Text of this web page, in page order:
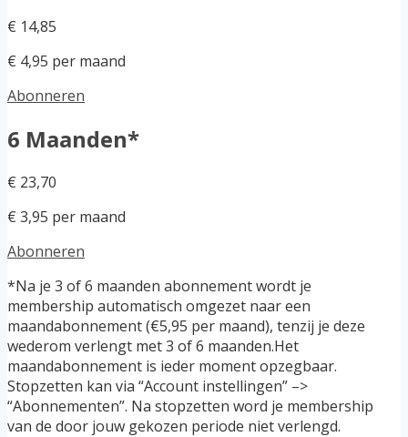
€ 14,85
€ 4,95 per maand
Abonneren
6 Maanden*
€ 23,70
€ 3,95 per maand
Abonneren
*Na je 3 of 6 maanden abonnement wordt je
membership automatisch omgezet naar een
maandabonnement (€5,95 per maand), tenzij je deze
wederom verlengt met 3 of 6 maanden.Het
maandabonnement is ieder moment opzegbaar.
Stopzetten kan via “Account instellingen” –>
“Abonnementen”. Na stopzetten word je membership
van de door jouw gekozen periode niet verlengd.